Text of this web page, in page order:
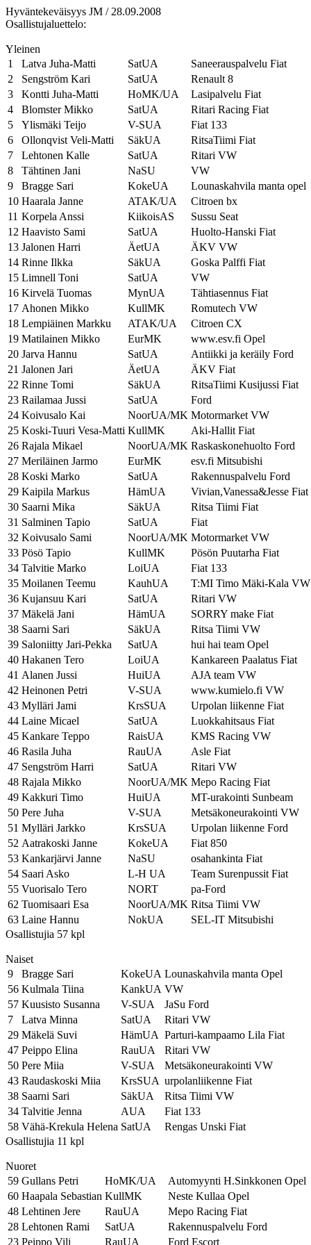
Hyväntekeväisyys JM / 28.09.2008
Osallistujaluettelo:
Yleinen
1
Latva Juha-Matti SatUA
Saneerauspalvelu Fiat
2
Sengström Kari SatUA
Renault 8
3
Kontti Juha-Matti HoMK/UA
Lasipalvelu Fiat
4
Blomster Mikko SatUA
Ritari Racing Fiat
5
Ylismäki Teijo V-SUA
Fiat 133
6
Ollonqvist Veli-Matti SäkUA
RitsaTiimi Fiat
7
Lehtonen Kalle SatUA
Ritari VW
8
Tähtinen Jani NaSU
VW
9
Bragge Sari KokeUA
Lounaskahvila manta opel
10 Haarala Janne ATAK/UA
Citroen bx
11 Korpela Anssi KiikoisAS
Sussu Seat
12 Haavisto Sami SatUA
Huolto-Hanski Fiat
13 Jalonen Harri ÄetUA
ÄKV VW
14 Rinne Ilkka SäkUA
Goska Palffi Fiat
15 Limnell Toni SatUA
VW
16 Kirvelä Tuomas MynUA
Tähtiasennus Fiat
17 Ahonen Mikko KullMK
Romutech VW
18 Lempiäinen Markku ATAK/UA
Citroen CX
19 Matilainen Mikko EurMK
www.esv.fi Opel
20 Jarva Hannu SatUA
Antiikki ja keräily Ford
21 Jalonen Jari ÄetUA
ÄKV Fiat
22 Rinne Tomi SäkUA
RitsaTiimi Kusijussi Fiat
23 Railamaa Jussi SatUA
Ford
24 Koivusalo Kai NoorUA/MK Motormarket VW
25 Koski-Tuuri Vesa-Matti KullMK
Aki-Hallit Fiat
26 Rajala Mikael NoorUA/MK Raskaskonehuolto Ford
27 Meriläinen Jarmo EurMK
esv.fi Mitsubishi
28 Koski Marko SatUA
Rakennuspalvelu Ford
29 Kaipila Markus HämUA
Vivian,Vanessa&Jesse Fiat
30 Saarni Mika SäkUA
Ritsa Tiimi Fiat
31 Salminen Tapio SatUA
Fiat
32 Koivusalo Sami NoorUA/MK Motormarket VW
33 Pösö Tapio KullMK
Pösön Puutarha Fiat
34 Talvitie Marko LoiUA
Fiat 133
35 Moilanen Teemu KauhUA
T:MI Timo Mäki-Kala VW
36 Kujansuu Kari SatUA
Ritari VW
37 Mäkelä Jani HämUA
SORRY make Fiat
38 Saarni Sari SäkUA
Ritsa Tiimi VW
39 Saloniitty Jari-Pekka SatUA
hui hai team Opel
40 Hakanen Tero LoiUA
Kankareen Paalatus Fiat
41 Alanen Jussi HuiUA
AJA team VW
42 Heinonen Petri V-SUA
www.kumielo.fi VW
43 Mylläri Jami KrsSUA
Urpolan liikenne Fiat
44 Laine Micael SatUA
Luokkahitsaus Fiat
45 Kankare Teppo RaisUA
KMS Racing VW
46 Rasila Juha RauUA
Asle Fiat
47 Sengström Harri SatUA
Ritari VW
48 Rajala Mikko NoorUA/MK Mepo Racing Fiat
49 Kakkuri Timo HuiUA
MT-urakointi Sunbeam
50 Pere Juha V-SUA
Metsäkoneurakointi VW
51 Mylläri Jarkko KrsSUA
Urpolan liikenne Ford
52 Aatrakoski Janne KokeUA
Fiat 850
53 Kankarjärvi Janne NaSU
osahankinta Fiat
54 Saari Asko L-H UA
Team Surenpussit Fiat
55 Vuorisalo Tero NORT
pa-Ford
62 Tuomisaari Esa NoorUA/MK Ritsa Tiimi VW
63 Laine Hannu NokUA
SEL-IT Mitsubishi
Osallistujia 57 kpl
Naiset
9
Bragge Sari KokeUA Lounaskahvila manta Opel
56 Kulmala Tiina KankUA VW
57 Kuusisto Susanna V-SUA
JaSu Ford
7
Latva Minna SatUA
Ritari VW
29 Mäkelä Suvi HämUA Parturi-kampaamo Lila Fiat
47 Peippo Elina RauUA
Ritari VW
50 Pere Miia V-SUA
Metsäkoneurakointi VW
43 Raudaskoski Miia KrsSUA urpolanliikenne Fiat
38 Saarni Sari SäkUA
Ritsa Tiimi VW
34 Talvitie Jenna AUA
Fiat 133
58 Vähä-Krekula Helena SatUA
Rengas Unski Fiat
Osallistujia 11 kpl
Nuoret
59 Gullans Petri HoMK/UA
Automyynti H.Sinkkonen Opel
60 Haapala Sebastian KullMK
Neste Kullaa Opel
48 Lehtinen Jere RauUA
Mepo Racing Fiat
28 Lehtonen Rami SatUA
Rakennuspalvelu Ford
23 Peippo Vili RauUA Ford Escort